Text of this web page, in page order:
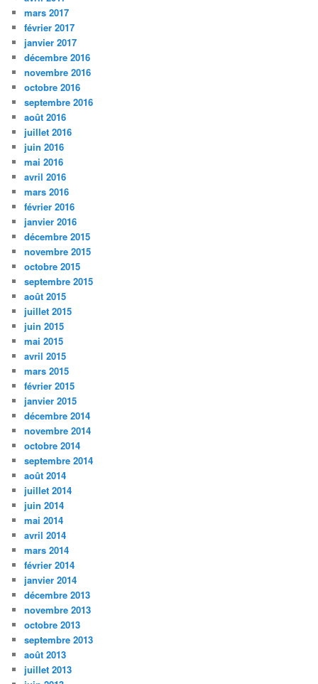
mars 2017
février 2017
janvier 2017
décembre 2016
novembre 2016
octobre 2016
septembre 2016
août 2016
juillet 2016
juin 2016
mai 2016
avril 2016
mars 2016
février 2016
janvier 2016
décembre 2015
novembre 2015
octobre 2015
septembre 2015
août 2015
juillet 2015
juin 2015
mai 2015
avril 2015
mars 2015
février 2015
janvier 2015
décembre 2014
novembre 2014
octobre 2014
septembre 2014
août 2014
juillet 2014
juin 2014
mai 2014
avril 2014
mars 2014
février 2014
janvier 2014
décembre 2013
novembre 2013
octobre 2013
septembre 2013
août 2013
juillet 2013